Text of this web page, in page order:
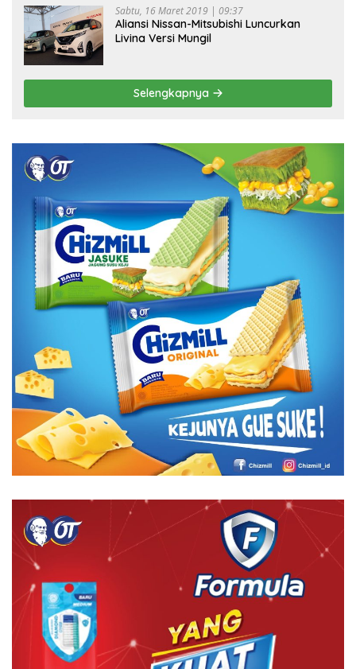
Sabtu, 16 Maret 2019 | 09:37
Aliansi Nissan-Mitsubishi Luncurkan
Livina Versi Mungil
Selengkapnya